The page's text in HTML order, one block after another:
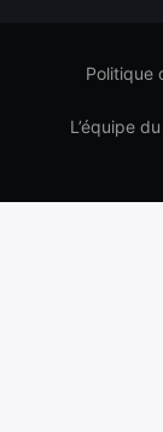
Politique
L’équipe